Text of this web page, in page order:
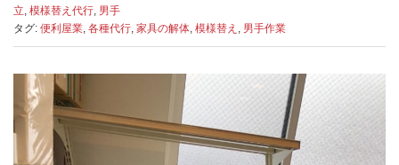
立, 模様替え代行, 男手
タグ: 便利屋業, 各種代行, 家具の解体, 模様替え , 男手作業